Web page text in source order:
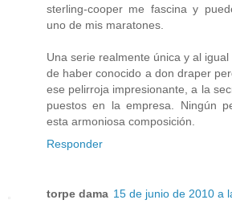
sterling-cooper me fascina y
uno de mis maratones.
Una serie realmente única y al
de haber conocido a don draper
ese pelirroja impresionante, a la
puestos en la empresa. Ningún
esta armoniosa composición.
Responder
torpe dama 15 de junio de 2010 a